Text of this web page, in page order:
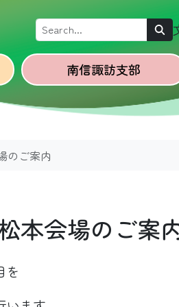
南信諏訪支部
Search
のご案内
本会場のご案
を